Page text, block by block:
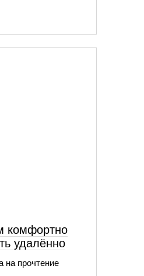
комфортно
удалённо
на прочтение